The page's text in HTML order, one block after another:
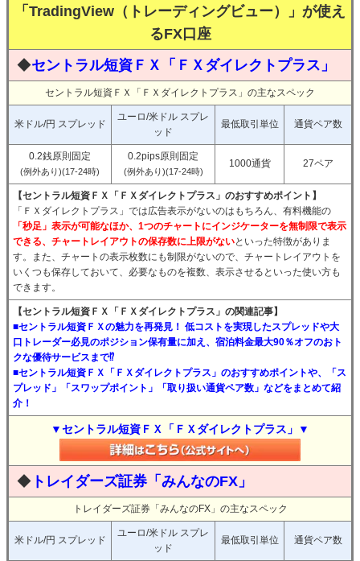
「TradingView（トレーディングビュー）」が使え
るFX口座
◆セントラル短資ＦＸ「ＦＸダイレクトプラス」
セントラル短資ＦＸ「ＦＸダイレクトプラス」の主なスペック
米ドル/円 スプレッド
ユーロ/米ドル スプレ
ッド
最低取引単位 通貨ペア数
0.2銭原則固定
(例外あり)(17-24時)
0.2pips原則固定
(例外あり)(17-24時)
1000通貨 27ペア
【セントラル短資ＦＸ「ＦＸダイレクトプラス」のおすすめポイント】
「ＦＸダイレクトプラス」では広告表示がないのはもちろん、有料機能の
「秒足」表示が可能なほか、1つのチャートにインジケーターを無制限で表示
できる、チャートレイアウトの保存数に上限がないといった特徴がありま
す。また、チャートの表示枚数にも制限がないので、チャートレイアウトを
いくつも保存しておいて、必要なものを複数、表示させるといった使い方も
できます。
【セントラル短資ＦＸ「ＦＸダイレクトプラス」の関連記事】
■セントラル短資ＦＸの魅力を再発見！ 低コストを実現したスプレッドや大
口トレーダー必見のポジション保有量に加え、宿泊料金最大90％オフのおト
クな優待サービスまで⁉
■セントラル短資ＦＸ「ＦＸダイレクトプラス」のおすすめポイントや、「ス
プレッド」「スワップポイント」「取り扱い通貨ペア数」などをまとめて紹
介！
▼セントラル短資ＦＸ「ＦＸダイレクトプラス」▼
◆ トレイダーズ証券「みんなのFX」
トレイダーズ証券「みんなのFX」の主なスペック
米ドル/円 スプレッド
ユーロ/米ドル スプレ
ッド
最低取引単位 通貨ペア数